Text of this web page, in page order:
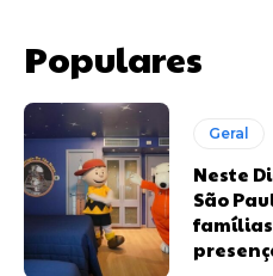
Populares
Geral
Neste
São